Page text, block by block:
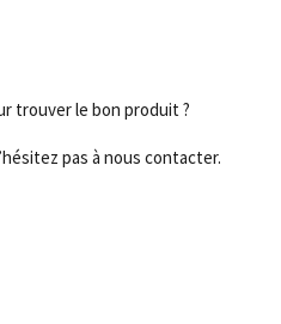
trouver le bon produit ?
pas à nous contacter.